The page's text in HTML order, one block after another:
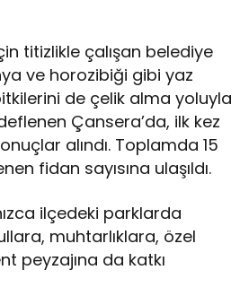
titizlikle çalışan belediye
ve horozibiği gibi yaz
de çelik alma yoluyla
Çansera’da, ilk kez
alındı. Toplamda 15
fidan sayısına ulaşıldı.
ilçedeki parklarda
muhtarlıklara, özel
peyzajına da katkı